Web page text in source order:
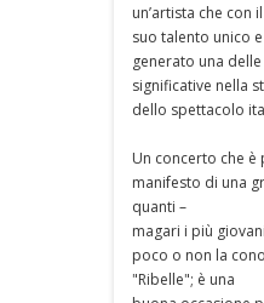
un’artista che con il
suo talento unico
generato una
significative nella
dello spettacolo
Un concerto che
manifesto di una
quanti –
magari i più
poco o non la
"Ribelle"; è una